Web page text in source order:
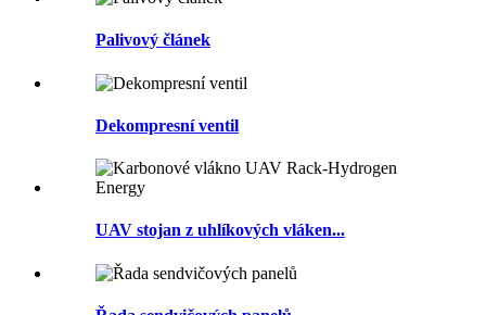
Palivový článek
Dekompresní ventil
UAV stojan z uhlíkových vláken...